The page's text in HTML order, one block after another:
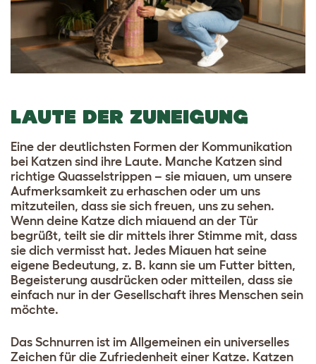
LAUTE DER ZUNEIGUNG
Eine der deutlichsten Formen der Kommunikation
bei Katzen sind ihre Laute. Manche Katzen sind
richtige Quasselstrippen – sie miauen, um unsere
Aufmerksamkeit zu erhaschen oder um uns
mitzuteilen, dass sie sich freuen, uns zu sehen.
Wenn deine Katze dich miauend an der Tür
begrüßt, teilt sie dir mittels ihrer Stimme mit, dass
sie dich vermisst hat. Jedes Miauen hat seine
eigene Bedeutung, z. B. kann sie um Futter bitten,
Begeisterung ausdrücken oder mitteilen, dass sie
einfach nur in der Gesellschaft ihres Menschen sein
möchte.
Das Schnurren ist im Allgemeinen ein universelles
Zeichen für die Zufriedenheit einer Katze. Katzen